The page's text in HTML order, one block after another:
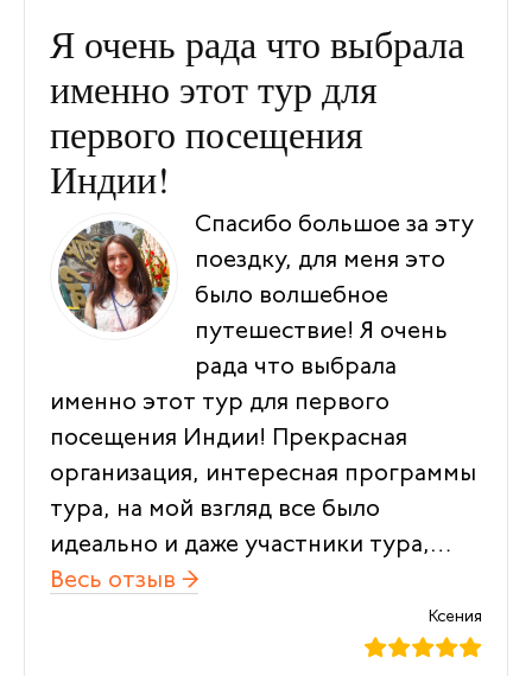
Я очень рада что выбрала
именно этот тур для
первого посещения
Индии!
Спасибо большое за эту
поездку, для меня это
было волшебное
путешествие! Я очень
рада что выбрала
именно этот тур для первого
посещения Индии! Прекрасная
организация, интересная программы
тура, на мой взгляд все было
идеально и даже участники тура,…
Весь отзыв →
Ксения